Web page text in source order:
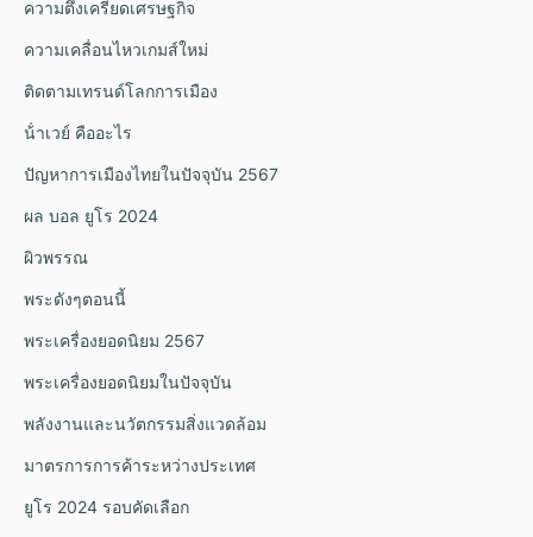
ความตึงเครียดเศรษฐกิจ
ความเคลื่อนไหวเกมส์ใหม่
ติดตามเทรนด์โลกการเมือง
น้ําเวย์ คืออะไร
ปัญหาการเมืองไทยในปัจจุบัน 2567
ผล บอล ยูโร 2024
ผิวพรรณ
พระดังๆตอนนี้
พระเครื่องยอดนิยม 2567
พระเครื่องยอดนิยมในปัจจุบัน
พลังงานและนวัตกรรมสิ่งแวดล้อม
มาตรการการค้าระหว่างประเทศ
ยูโร 2024 รอบคัดเลือก